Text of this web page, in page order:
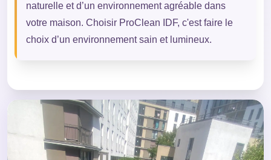
naturelle et d’un environnement agréable dans
votre maison. Choisir ProClean IDF, c'est faire le
choix d’un environnement sain et lumineux.